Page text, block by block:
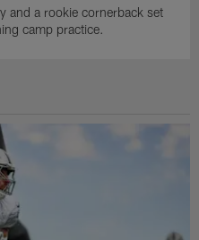
and a rookie cornerback set
camp practice.